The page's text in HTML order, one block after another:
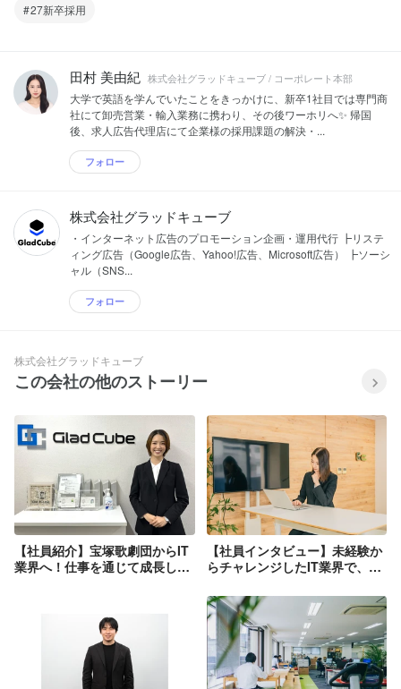
27新卒採用
田村 美由紀 株式会社グラッドキューブ / コーポレート本部
大学で英語を学んでいたことをきっかけに、新卒1社目では専門商
社にて卸売営業・輸入業務に携わり、その後ワーホリへ✨ 帰国
後、求人広告代理店にて企業様の採用課題の解決・...
フォロー
株式会社グラッドキューブ
・インターネット広告のプロモーション企画・運用代行 ┣リステ
ィング広告（Google広告、Yahoo!広告、Microsoft広告） ┣ソーシ
ャル（SNS...
フォロー
株式会社グラッドキューブ
この会社の他のストーリー
【社員紹介】宝塚歌劇団からIT
業界へ！仕事を通じて成長しな
【社員インタビュー】未経験か
らチャレンジしたIT業界で、元
戦をして変化を遂げたのでしょ
うか。1年を振り返ってもらい
ました。